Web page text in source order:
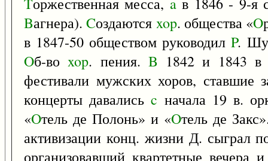
Bагнера).Cоздаются xop. общества «O
в 1847-50 обществом руководилP.
Oб-воxop. пения. B 1842 и 1843 в
фестивали мужских хоров, ставшие
концерты давалисьc начала 19 в.
«Oтель де Полонь» и «Oтель де
активизации конц. жизни Д. сыграл
организовавший квартетные вечера